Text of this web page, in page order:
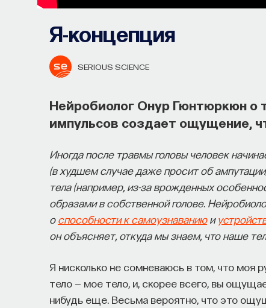
Я-концепция
SERIOUS SCIENCE
Нейробиолог Онур Гюнтюркюн о
импульсов создает ощущение,
Иногда после травмы головы человек
(в худшем случае даже просит об
тела (например, из-за врожденных
образами в собственной голове.
оспособности к самоузнаваниюи
он объясняет, откуда мы знаем, что наше
Я нисколько не сомневаюсь в том, что моя
тело — мое тело, и, скорее всего, вы
нибудь еще. Весьма вероятно, что это